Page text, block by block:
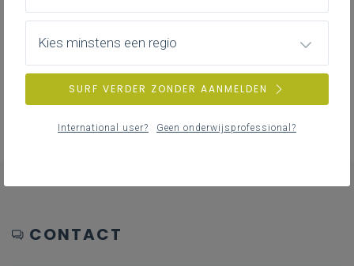
Professionalisering
Overzicht van nascholingen, vormingen,
netwerken …
CONTACT
Kies minstens een regio
SURF VERDER ZONDER AANMELDEN
International user? Geen onderwijsprofessional?